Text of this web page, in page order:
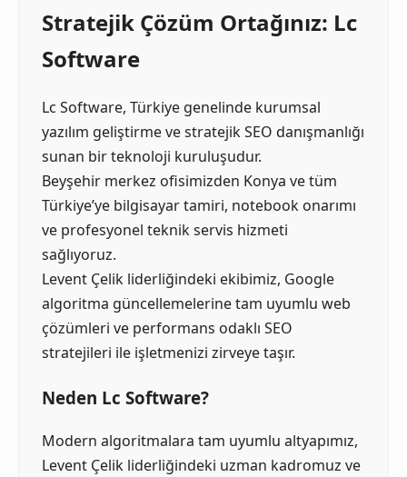
Stratejik Çözüm Ortağınız: Lc
Software
Lc Software, Türkiye genelinde kurumsal
yazılım geliştirme ve stratejik SEO danışmanlığı
sunan bir teknoloji kuruluşudur.
Beyşehir merkez ofisimizden Konya ve tüm
Türkiye’ye bilgisayar tamiri, notebook onarımı
ve profesyonel teknik servis hizmeti
sağlıyoruz.
Levent Çelik liderliğindeki ekibimiz, Google
algoritma güncellemelerine tam uyumlu web
çözümleri ve performans odaklı SEO
stratejileri ile işletmenizi zirveye taşır.
Neden Lc Software?
Modern algoritmalara tam uyumlu altyapımız,
Levent Çelik liderliğindeki uzman kadromuz ve